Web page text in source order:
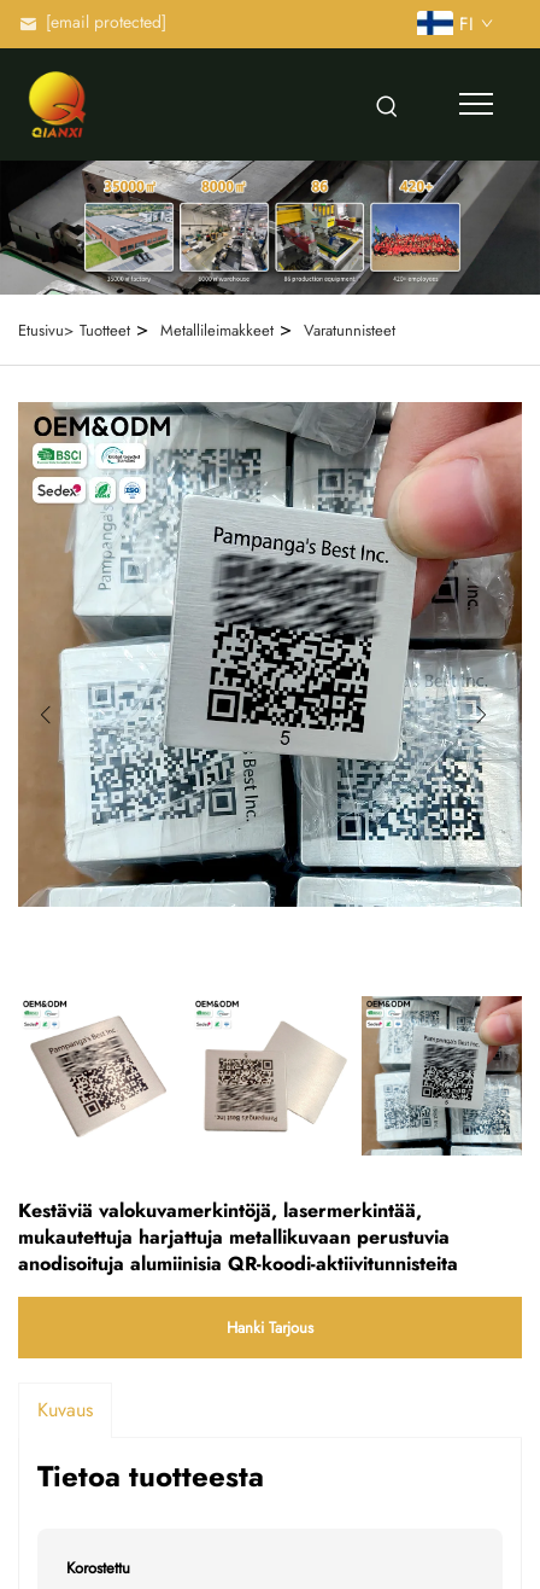
[email protected] FI
Etusivu> Tuotteet > Metallileimakkeet > Varatunnisteet
Kestäviä valokuvamerkintöjä, lasermerkintää,
mukautettuja harjattuja metallikuvaan perustuvia
anodisoituja alumiinisia QR-koodi-aktiivitunnisteita
Hanki Tarjous
Kuvaus
Tietoa tuotteesta
Korostettu